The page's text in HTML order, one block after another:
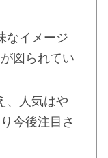
なイメージ
図られてい
、人気はや
今後注目さ